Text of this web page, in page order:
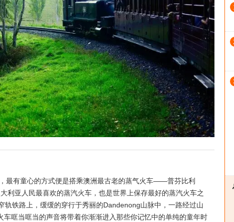
最有童心的方式便是搭乘澳洲最古老的蒸气火车——普芬比利
利亚人民最喜欢的蒸汽火车，也是世界上保存最好的蒸汽火车之
铁路上，缓缓的穿行于秀丽的Dandenong山脉中，一路经过山
哐当哐当的声音将带着你渐渐进入那些你记忆中的单纯的童年时